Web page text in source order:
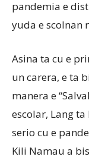
pandemia e
yuda e scolnan
Asina ta cu e
un carera, e ta
manera e
escolar, Lang
serio cu e
Kili Namau a